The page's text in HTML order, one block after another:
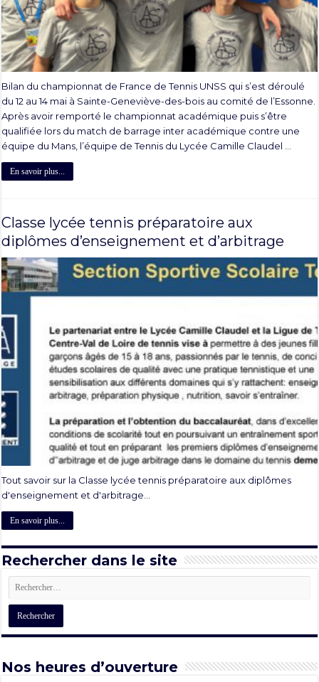
Bilan du championnat de France de Tennis UNSS qui s’est déroulé
du 12 au 14 mai à Sainte-Geneviève-des-bois au comité de l’Essonne.
Après avoir remporté le championnat académique puis s’être
qualifiée lors du match de barrage inter académique contre une
équipe du Mans, l’équipe de Tennis du Lycée Camille Claudel …
En savoir plus...
Classe lycée tennis préparatoire aux
diplômes d’enseignement et d’arbitrage
Tout savoir sur la Classe lycée tennis préparatoire aux diplômes
d'enseignement et d'arbitrage...
En savoir plus...
Rechercher dans le site
Nos heures d’ouverture